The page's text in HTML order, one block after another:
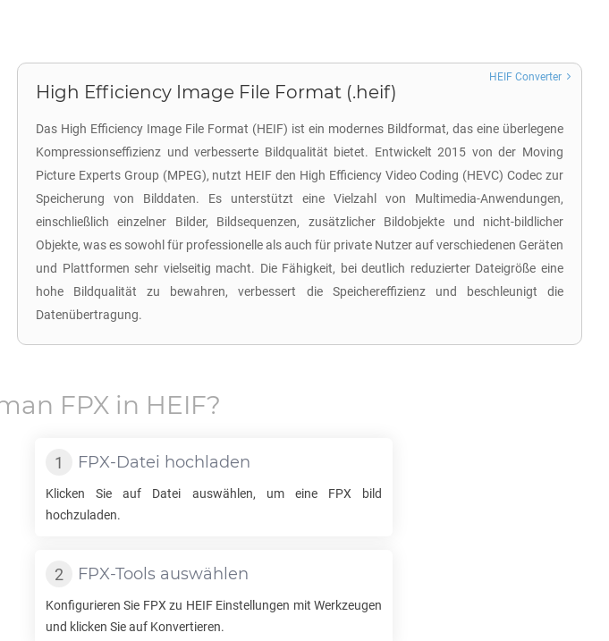
High Efficiency Image File Format (.heif)
Das High Efficiency Image File Format (HEIF) ist ein modernes Bildformat, das eine überlegene
Kompressionseffizienz und verbesserte Bildqualität bietet. Entwickelt 2015 von der Moving
Picture Experts Group (MPEG), nutzt HEIF den High Efficiency Video Coding (HEVC) Codec zur
Speicherung von Bilddaten. Es unterstützt eine Vielzahl von Multimedia-Anwendungen,
einschließlich einzelner Bilder, Bildsequenzen, zusätzlicher Bildobjekte und nicht-bildlicher
Objekte, was es sowohl für professionelle als auch für private Nutzer auf verschiedenen Geräten
und Plattformen sehr vielseitig macht. Die Fähigkeit, bei deutlich reduzierter Dateigröße eine
hohe Bildqualität zu bewahren, verbessert die Speichereffizienz und beschleunigt die
Datenübertragung.
HEIF Converter
FPX in HEIF?
FPX-Datei hochladen
Klicken Sie auf Datei auswählen, um eine FPX bild
hochzuladen.
FPX-Tools auswählen
Konfigurieren Sie FPX zu HEIFEinstellungen mit Werkzeugen
und klicken Sie auf Konvertieren.